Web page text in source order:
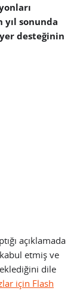
sonunda
desteğinin
açıklamada
etmiş ve
dile
için Flash